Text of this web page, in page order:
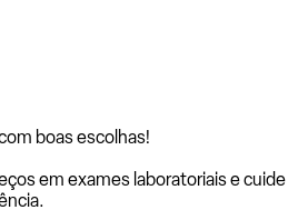
boas escolhas!
em exames laboratoriais e cuide